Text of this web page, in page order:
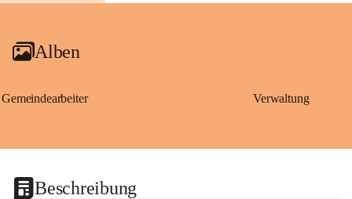
Alben
Gemeindearbeiter Verwaltung
Beschreibung